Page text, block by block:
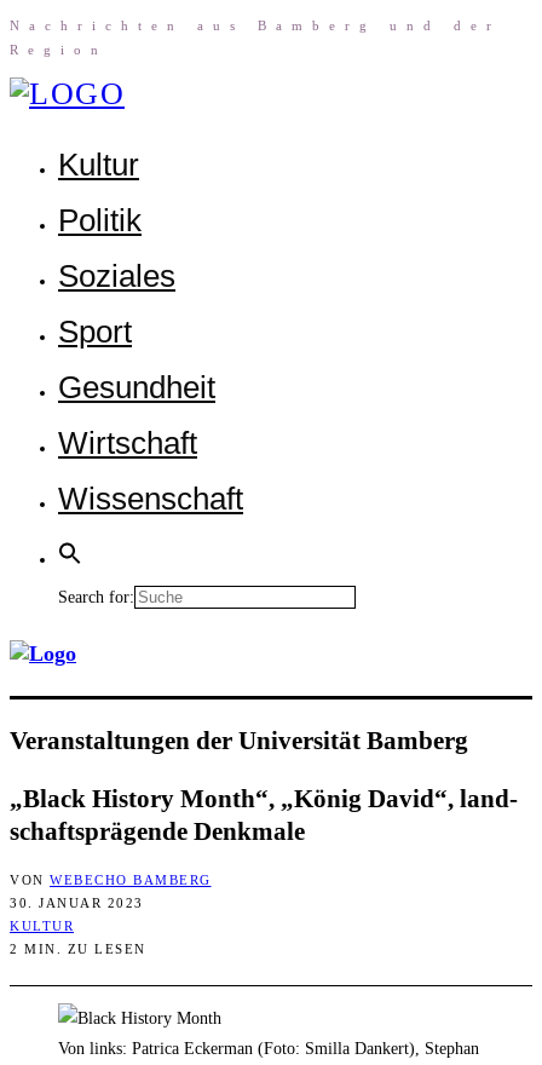
Nach­rich­ten aus Bam­berg und der
Region
Kul­tur
Poli­tik
Sozia­les
Sport
Gesund­heit
Wirt­schaft
Wis­sen­schaft
Search for:
Ver­an­stal­tun­gen der Uni­ver­si­tät Bamberg
„Black Histo­ry Month“, „König David“, land­
schafts­prä­gen­de Denkmale
VON WEBECHO BAMBERG
30. JANUAR 2023
KULTUR
2 MIN. ZU LESEN
Von links: Patrica Eckerman (Foto: Smilla Dankert), Stephan